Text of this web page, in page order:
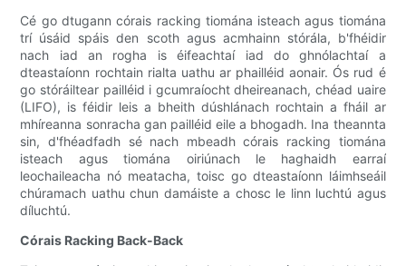
Cé go dtugann córais racking tiomána isteach agus tiomána
trí úsáid spáis den scoth agus acmhainn stórála, b'fhéidir
nach iad an rogha is éifeachtaí iad do ghnólachtaí a
dteastaíonn rochtain rialta uathu ar phailléid aonair. Ós rud é
go stóráiltear pailléid i gcumraíocht dheireanach, chéad uaire
(LIFO), is féidir leis a bheith dúshlánach rochtain a fháil ar
mhíreanna sonracha gan pailléid eile a bhogadh. Ina theannta
sin, d'fhéadfadh sé nach mbeadh córais racking tiomána
isteach agus tiomána oiriúnach le haghaidh earraí
leochaileacha nó meatacha, toisc go dteastaíonn láimhseáil
chúramach uathu chun damáiste a chosc le linn luchtú agus
díluchtú.
Córais Racking Back-Back